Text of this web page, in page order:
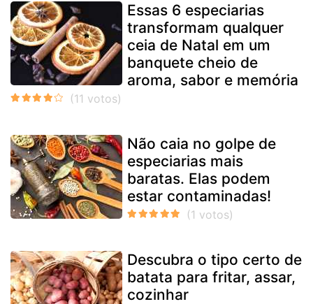
Essas 6 especiarias
transformam qualquer
ceia de Natal em um
banquete cheio de
aroma, sabor e memória
Não caia no golpe de
especiarias mais
baratas. Elas podem
estar contaminadas!
Descubra o tipo certo de
batata para fritar, assar,
cozinhar